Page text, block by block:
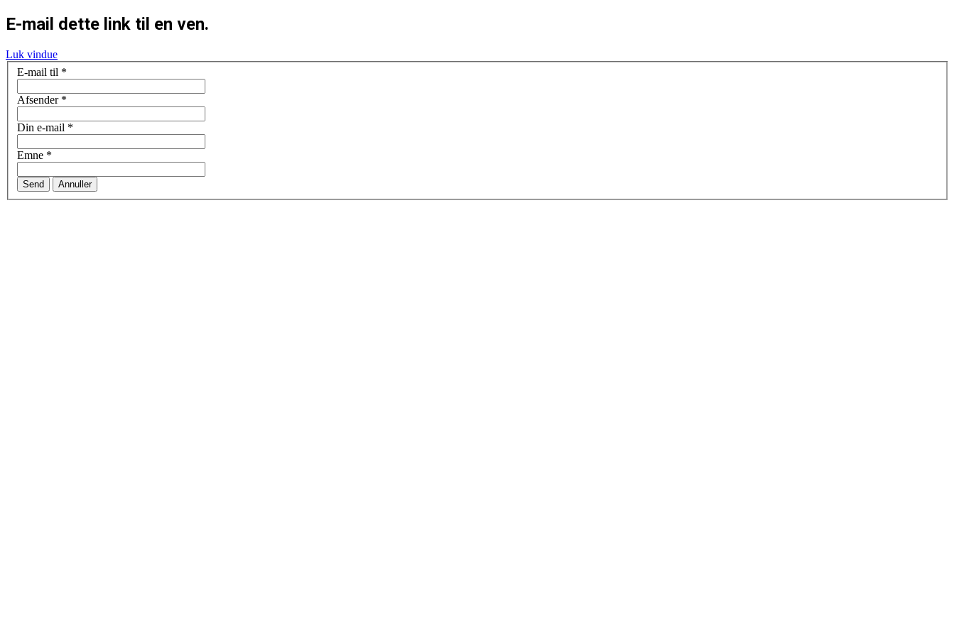
E-mail dette link til en ven.
Luk vindue
E-mail til *
Afsender*
Din e-mail *
Emne *
Send Annuller